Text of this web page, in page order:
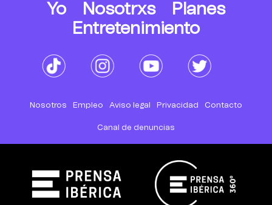
Yo Nosotrxs
Planes
Entretenimiento
Nosotros Empleo Aviso legal Privacidad Contacto
Canal de denuncias